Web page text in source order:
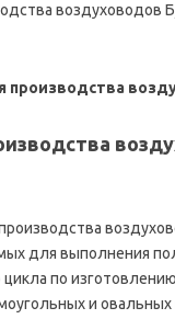
воздуховодов
производства
для выполнения
по
и